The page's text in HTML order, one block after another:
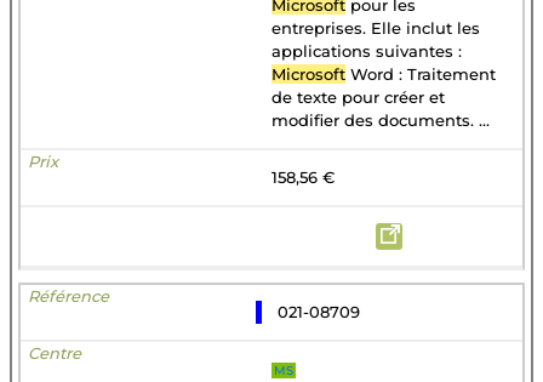
Microsoft pour les
entreprises. Elle inclut les
applications suivantes :
Microsoft Word : Traitement
de texte pour créer et
modifier des documents. ...
158,56 €
021-08709
MS